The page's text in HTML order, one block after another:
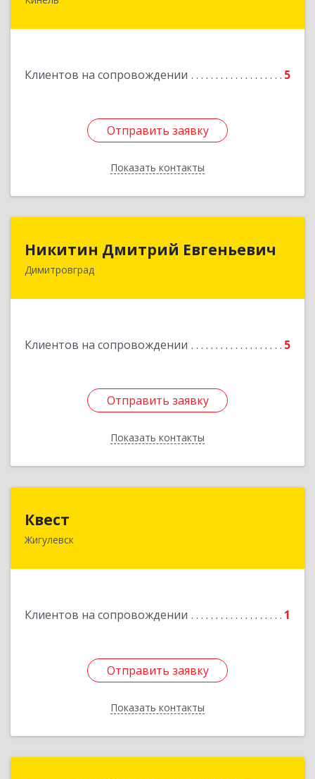
Клиентов на сопровождении 5
Отправить заявку
Показать контакты
Отправить заявку
Назад
Никитин Дмитрий Евгеньевич
Димитровград
Клиентов на сопровождении 5
Отправить заявку
Показать контакты
Никитин Дмитрий Евгеньевич
Отправить заявку
Назад
Квест
Жигулевск
Клиентов на сопровождении 1
Отправить заявку
Показать контакты
445350, Самарская обл., Жигулевск, ул.Пушкина,
Отправить заявку
Назад